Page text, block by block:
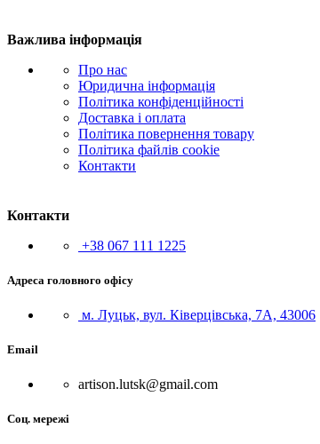
Важлива інформація
Про нас
Юридична інформація
Політика конфіденційності
Доставка і оплата
Політика повернення товару
Політика файлів cookie
Контакти
Контакти
+38 067 111 1225
Адреса головного офісу
м. Луцьк, вул. Ківерцівська, 7А, 43006
Email
artison.lutsk@gmail.com
Соц. мережі